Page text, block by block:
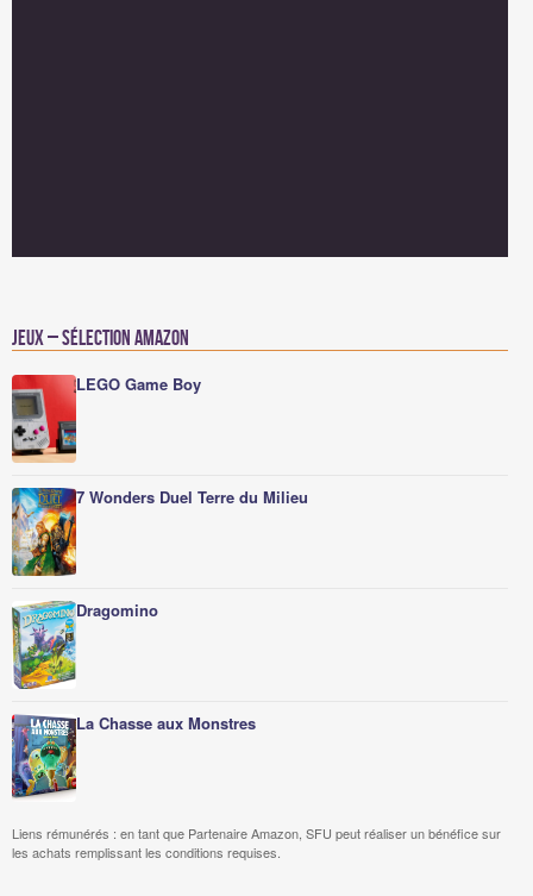
Jeux – Sélection Amazon
LEGO Game Boy
7 Wonders Duel Terre du Milieu
Dragomino
La Chasse aux Monstres
Liens rémunérés : en tant que Partenaire Amazon, SFU peut réaliser un bénéfice sur
les achats remplissant les conditions requises.